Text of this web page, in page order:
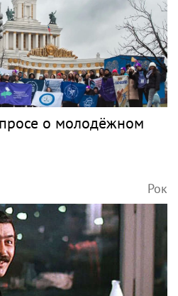
о молодёжном
Рок